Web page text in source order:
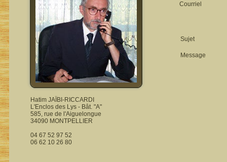
Hatim JAÏBI-RICCARDI
L'Enclos des Lys - Bât. "A"
585, rue de l'Aiguelongue
34090 MONTPELLIER
04 67 52 97 52
06 62 10 26 80
Courriel
Sujet
Message